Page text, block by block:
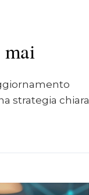
mai
strategia chiara